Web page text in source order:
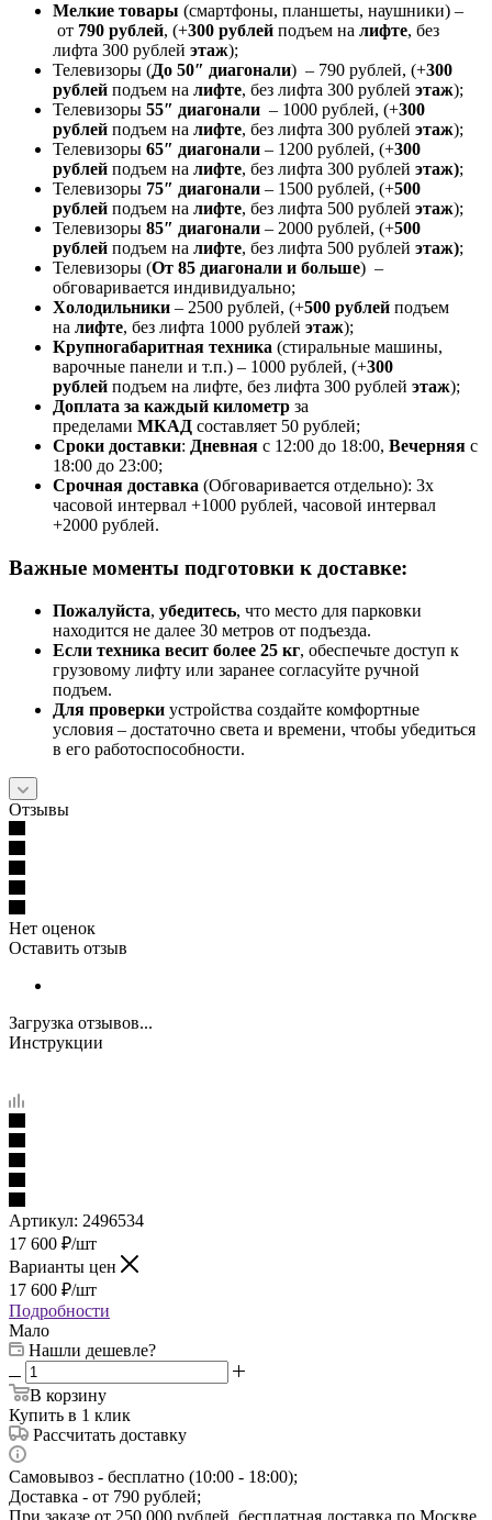
Мелкие товары (смартфоны, планшеты, наушники) –
от 790 рублей, (+300 рублей подъем на лифте, без
лифта 300 рублей этаж);
Телевизоры (До 50″ диагонали) – 790 рублей, (+300
рублей подъем на лифте, без лифта 300 рублей этаж);
Телевизоры 55″ диагонали – 1000 рублей, (+300
рублей подъем на лифте, без лифта 300 рублей этаж);
Телевизоры 65″ диагонали – 1200 рублей, (+300
рублей подъем на лифте, без лифта 300 рублей этаж);
Телевизоры 75″ диагонали – 1500 рублей, (+500
рублей подъем на лифте, без лифта 500 рублей этаж);
Телевизоры 85″ диагонали – 2000 рублей, (+500
рублей подъем на лифте, без лифта 500 рублей этаж);
Телевизоры (От 85 диагонали и больше) –
обговаривается индивидуально;
Холодильники – 2500 рублей, (+500 рублей подъем
на лифте, без лифта 1000 рублей этаж);
Крупногабаритная техника (стиральные машины,
варочные панели и т.п.) – 1000 рублей, (+300
рублей подъем на лифте, без лифта 300 рублей этаж);
Доплата за каждый километр за
пределами МКАД составляет 50 рублей;
Сроки доставки: Дневная с 12:00 до 18:00, Вечерняя с
18:00 до 23:00;
Срочная доставка (Обговаривается отдельно): 3х
часовой интервал +1000 рублей, часовой интервал
+2000 рублей.
Важные моменты подготовки к доставке:
Пожалуйста, убедитесь, что место для парковки
находится не далее 30 метров от подъезда.
Если техника весит более 25 кг, обеспечьте доступ к
грузовому лифту или заранее согласуйте ручной
подъем.
Для проверки устройства создайте комфортные
условия – достаточно света и времени, чтобы убедиться
в его работоспособности.
Отзывы
Нет оценок
Оставить отзыв
Загрузка отзывов...
Инструкции
Артикул: 2496534
17 600 ₽/шт
Варианты цен
17 600 ₽/шт
Подробности
Мало
Нашли дешевле?
В корзину
Купить в 1 клик
Рассчитать доставку
Самовывоз - бесплатно (10:00 - 18:00);
Доставка - от 790 рублей;
При заказе от 250 000 рублей, бесплатная доставка по Москве